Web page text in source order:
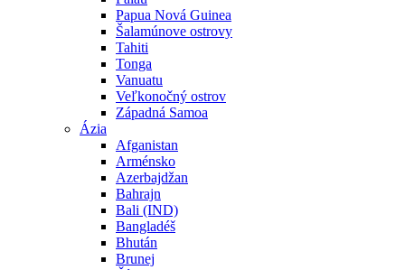
Papua Nová Guinea
Šalamúnove ostrovy
Tahiti
Tonga
Vanuatu
Veľkonočný ostrov
Západná Samoa
Ázia
Afganistan
Arménsko
Azerbajdžan
Bahrajn
Bali (IND)
Bangladéš
Bhután
Brunej